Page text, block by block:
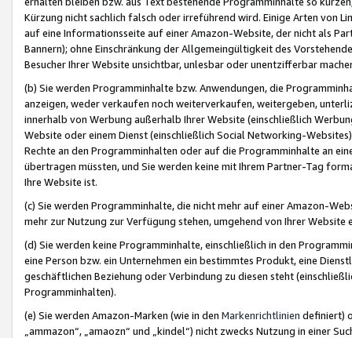
Kürzung nicht sachlich falsch oder irreführend wird. Einige Arten von
auf eine Informationsseite auf einer Amazon-Website, der nicht als
Bannern); ohne Einschränkung der Allgemeingültigkeit des
Besucher Ihrer Website unsichtbar, unlesbar oder unentzifferbar
(b) Sie werden Programminhalte bzw. Anwendungen, die
anzeigen, weder verkaufen noch weiterverkaufen, weitergeben,
innerhalb von Werbung außerhalb Ihrer Website (einschließlich
Website oder einem Dienst (einschließlich Social Networking-
Rechte an den Programminhalten oder auf die Programminhalte an
übertragen müssten, und Sie werden keine mit Ihrem Partner-Tag
Ihre Website ist.
(c) Sie werden Programminhalte, die nicht mehr auf einer Amazon-
mehr zur Nutzung zur Verfügung stehen, umgehend von Ihrer
(d) Sie werden keine Programminhalte, einschließlich in den
eine Person bzw. ein Unternehmen ein bestimmtes Produkt, eine
geschäftlichen Beziehung oder Verbindung zu diesen steht
Programminhalten).
(e) Sie werden Amazon-Marken (wie in den Markenrichtlinien definiert)
„ammazon“, „amaozn“ und „kindel“) nicht zwecks Nutzung in einer